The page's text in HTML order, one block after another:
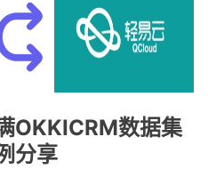
OKKICRM数据集
分享